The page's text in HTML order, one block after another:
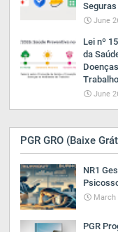
Seguras
June
Lei nº
da
Trabalho
June
PGR GRO (Baixe
NR1
March
PGR